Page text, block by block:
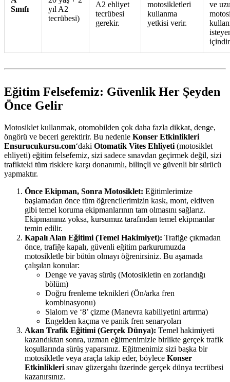
Sınıfı
yıl A2
tecrübesi)
A2 ehliyet
tecrübesi
gerekir.
motosikletleri
kullanma
yetkisi verir.
ve
Eğitim Felsefemiz: Güvenlik Her Şeyden
Önce Gelir
Motosiklet kullanmak, otomobilden çok daha fazla dikkat, denge,
öngörü ve beceri gerektirir. Bu nedenle Konser Etkinlikleri
Ensurucukursu.com‘daki Otomatik Vites Ehliyeti (motosiklet
ehliyeti) eğitim felsefemiz, sizi sadece sınavdan geçirmek değil, sizi
trafikteki tüm risklere karşı donanımlı, bilinçli ve güvenli bir sürücü
yapmaktır.
Önce Ekipman, Sonra Motosiklet: Eğitimlerimize
başlamadan önce tüm öğrencilerimizin kask, mont, eldiven
gibi temel koruma ekipmanlarının tam olmasını sağlarız.
Ekipmanınız yoksa, kursumuz tarafından temel ekipmanlar
temin edilir.
Kapalı Alan Eğitimi (Temel Hakimiyet): Trafiğe çıkmadan
önce, trafiğe kapalı, güvenli eğitim parkurumuzda
motosikletle bir bütün olmayı öğrenirsiniz. Bu aşamada
çalışılan konular:
Denge ve yavaş sürüş (Motosikletin en zorlandığı
bölüm)
Doğru frenleme teknikleri (Ön/arka fren
kombinasyonu)
Slalom ve ‘8’ çizme (Manevra kabiliyetini artırma)
Engelden kaçma ve panik fren senaryoları
Akan Trafik Eğitimi (Gerçek Dünya): Temel hakimiyeti
kazandıktan sonra, uzman eğitmenimizle birlikte gerçek trafik
koşullarında sürüş yaparsınız. Eğitmenimiz sizi başka bir
motosikletle veya araçla takip eder, böylece Konser
Etkinlikleri sınav güzergahı üzerinde gerçek dünya tecrübesi
kazanırsınız.